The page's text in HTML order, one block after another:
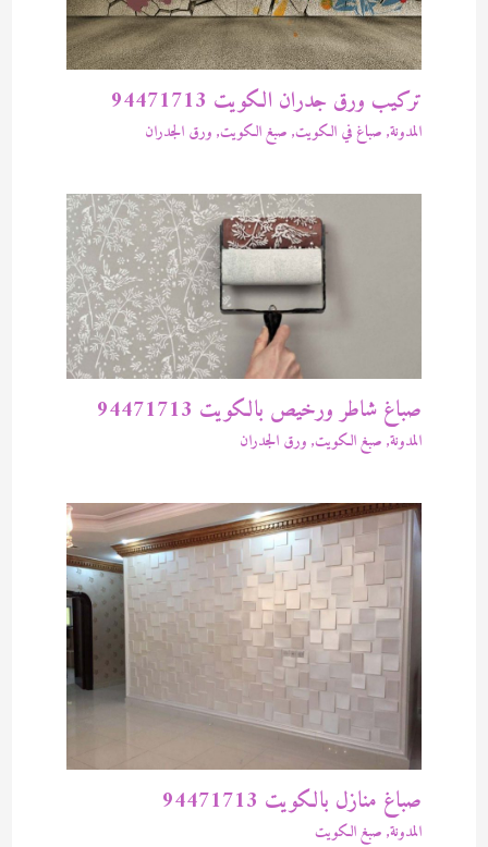
تركيب ورق جدران الكويت 94471713
المدونة, صباغ في الكويت, صبغ الكويت, ورق الجدران
صباغ شاطر ورخيص بالكويت 94471713
المدونة, صبغ الكويت, ورق الجدران
صباغ منازل بالكويت 94471713
المدونة, صبغ الكويت